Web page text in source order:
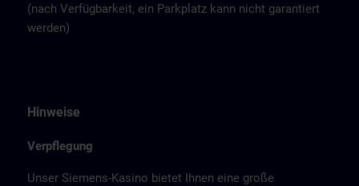
(nach Verfügbarkeit, ein Parkplatz kann nicht garantiert
werden)
Hinweise
Verpflegung
Unser Siemens-Kasino bietet Ihnen eine große